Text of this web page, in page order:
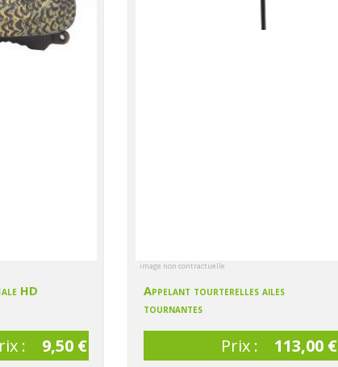
HD
: 9,50 €
image non contractuelle
Appelant tourterelles ailes
tournantes
Prix : 113,00 €